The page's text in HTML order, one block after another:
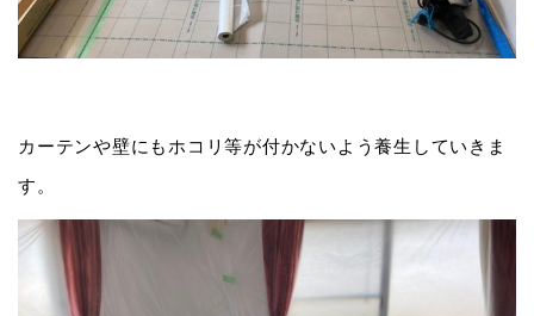
カーテンや壁にもホコリ等が付かないよう養生していきま
す。